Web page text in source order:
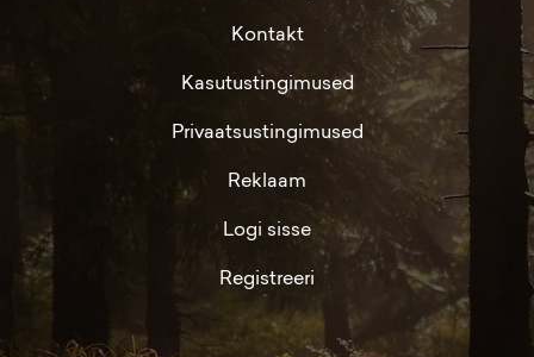
Kontakt
Kasutustingimused
Privaatsustingimused
Reklaam
Logi sisse
Registreeri